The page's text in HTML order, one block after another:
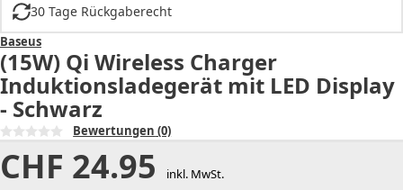
30 Tage Rückgaberecht
Baseus
(15W) Qi Wireless Charger
Induktionsladegerät mit LED Display
- Schwarz
Bewertungen (0)
CHF 24.95 inkl. MwSt.